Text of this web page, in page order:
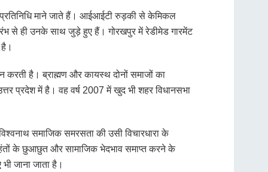
माने जाते हैं। आईआईटी रुड़की से केमिकल
से ही उनके साथ जुड़े हुए हैं। गोरखपुर में रेडीमेड गारमेंट
है। ब्राह्मण और कायस्थ दोनों समाजों का
प्रदेश में है। वह वर्ष 2007 में खुद भी शहर विधानसभा
समाजिक समरसता की उसी विचारधारा के
के छुआछुत और सामाजिक भेदभाव समाप्त करने के
जाना जाता है।